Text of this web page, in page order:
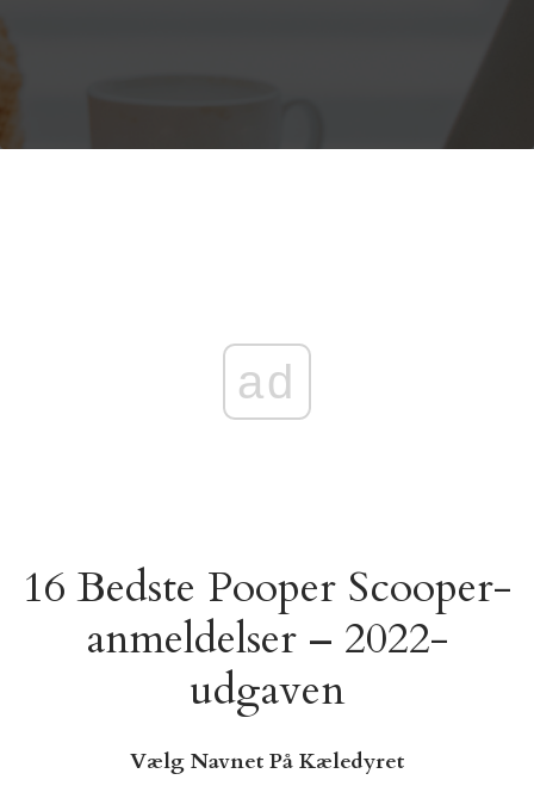
ad
16 Bedste Pooper Scooper-
anmeldelser – 2022-
udgaven
Vælg Navnet På Kæledyret